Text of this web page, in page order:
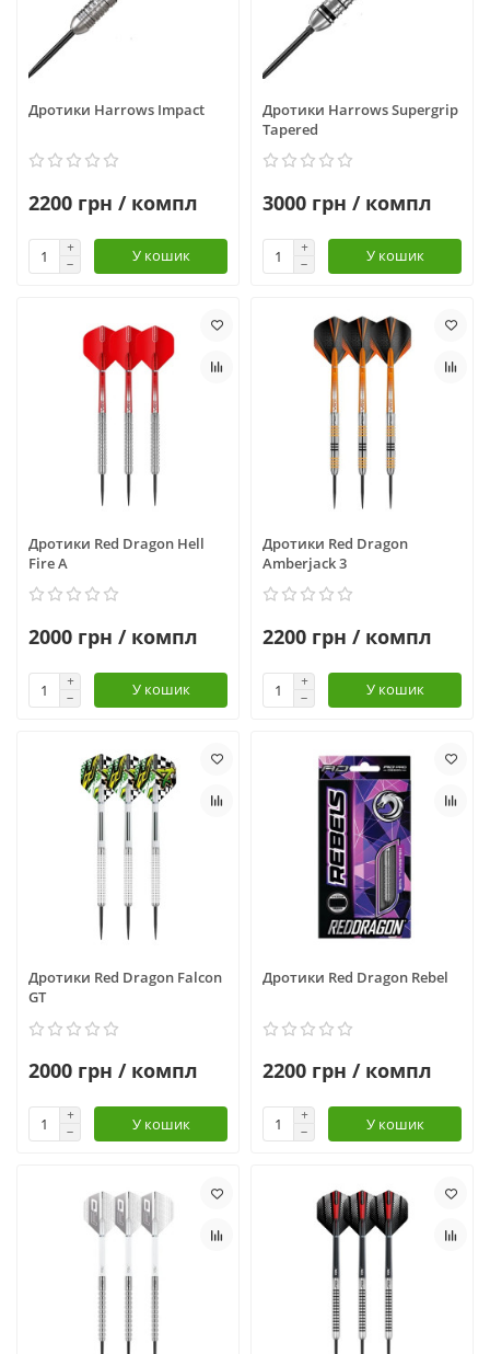
Дротики Harrows Impact
2200 грн / компл
У кошик
Дротики Harrows Supergrip
Tapered
3000 грн / компл
У кошик
Дротики Red Dragon Hell
Fire A
2000 грн / компл
У кошик
Дротики Red Dragon
Amberjack 3
2200 грн / компл
У кошик
Дротики Red Dragon Falcon
GT
2000 грн / компл
У кошик
Дротики Red Dragon Rebel
2200 грн / компл
У кошик